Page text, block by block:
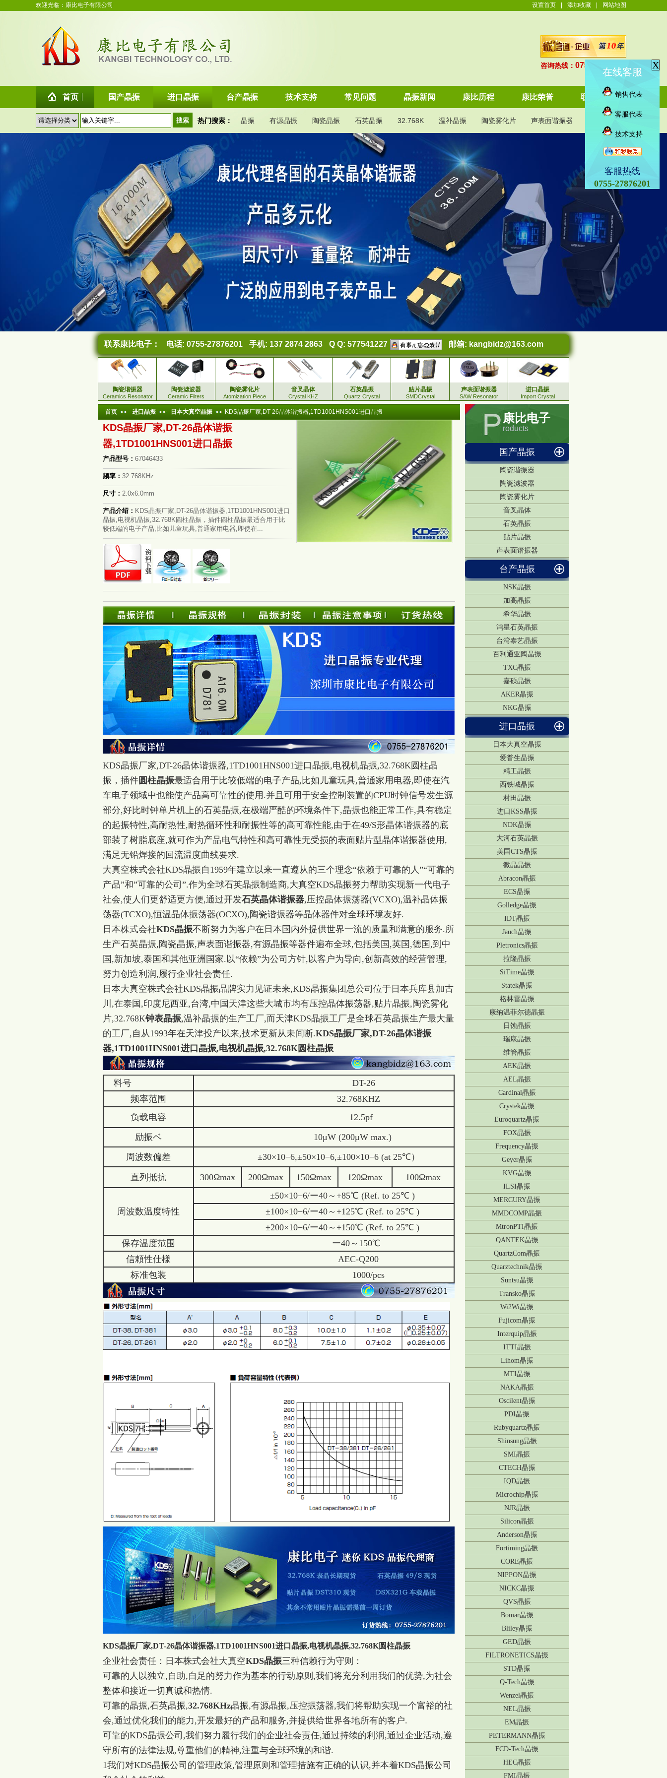
欢迎光临：康比电子有限公司 设置首页 添加收藏 网站地图
咨询热线： 0755-27876201
首页 国产晶振 进口晶振 台产晶振 技术支持 常见问题 晶振新闻 康比历程 康比荣誉 联系康比
热门搜索： 晶振 有源晶振 陶瓷晶振 石英晶振 32.768K 温补晶振 陶瓷雾化片 声表面谐振器
联系康比电子： 电话: 0755-27876201 手机: 137 2874 2863 Q Q: 577541227 邮箱: kangbidz@163.com
陶瓷谐振器
Ceramics Resonator
陶瓷滤波器
Ceramic Filters
陶瓷雾化片
Atomization Piece
音叉晶体
Crystal KHZ
石英晶振
Quartz Crystal
贴片晶振
SMDCrystal
声表面谐振器
SAW Resonator
进口晶振
Import Crystal
康比电子
roducts
国产晶振
陶瓷谐振器
陶瓷滤波器
陶瓷雾化片
音叉晶体
石英晶振
贴片晶振
声表面谐振器
台产晶振
NSK晶振
加高晶振
希华晶振
鸿星石英晶振
台湾泰艺晶振
百利通亚陶晶振
TXC晶振
嘉硕晶振
AKER晶振
NKG晶振
进口晶振
日本大真空晶振
爱普生晶振
精工晶振
西铁城晶振
村田晶振
进口KSS晶振
NDK晶振
大河石英晶振
美国CTS晶振
微晶晶振
Abracon晶振
ECS晶振
Golledge晶振
IDT晶振
Jauch晶振
Pletronics晶振
拉隆晶振
SiTime晶振
Statek晶振
格林雷晶振
康纳温菲尔德晶振
日蚀晶振
瑞康晶振
维管晶振
AEK晶振
AEL晶振
Cardinal晶振
Crystek晶振
Euroquartz晶振
FOX晶振
Frequency晶振
Geyer晶振
KVG晶振
ILSI晶振
MERCURY晶振
MMDCOMP晶振
MtronPTI晶振
QANTEK晶振
QuartzCom晶振
Quarztechnik晶振
Suntsu晶振
Transko晶振
Wi2Wi晶振
Fujicom晶振
Interquip晶振
ITTI晶振
Lihom晶振
MTI晶振
NAKA晶振
Oscilent晶振
PDI晶振
Rubyquartz晶振
Shinsung晶振
SMI晶振
CTECH晶振
IQD晶振
Microchip晶振
NJR晶振
Silicon晶振
Anderson晶振
Fortiming晶振
CORE晶振
NIPPON晶振
NICKC晶振
QVS晶振
Bomar晶振
Bliley晶振
GED晶振
FILTRONETICS晶振
STD晶振
Q-Tech晶振
Wenzel晶振
NEL晶振
EM晶振
PETERMANN晶振
FCD-Tech晶振
HEC晶振
FMI晶振
首页 进口晶振 日本大真空晶振 KDS晶振厂家,DT-26晶体谐振器,1TD1001HNS001进口晶振
KDS晶振厂家,DT-26晶体谐振
器,1TD1001HNS001进口晶振
产品型号： 67046433
频率： 32.768KHz
尺寸： 2.0x6.0mm
产品介绍： KDS晶振厂家,DT-26晶体谐振器,1TD1001HNS001进口
晶振,电视机晶振,32.768K圆柱晶振，插件圆柱晶振最适合用于比
较低端的电子产品,比如儿童玩具,普通家用电器,即使在...
KDS晶振厂家,DT-26晶体谐振器,1TD1001HNS001进口晶振,电视机晶振,32.768K圆柱晶
振 ，插件圆柱晶振最适合用于比较低端的电子产品,比如儿童玩具,普通家用电器,即使在汽
车电子领域中也能使产品高可靠性的使用.并且可用于安全控制装置的CPU时钟信号发生源
部分,好比时钟单片机上的石英晶振,在极端严酷的环境条件下,晶振也能正常工作,具有稳定
的起振特性,高耐热性,耐热循环性和耐振性等的高可靠性能,由于在49/S形晶体谐振器的底
部装了树脂底座,就可作为产品电气特性和高可靠性无受损的表面贴片型晶体谐振器使用,
满足无铅焊接的回流温度曲线要求.
大真空株式会社KDS晶振自1959年建立以来一直遵从的三个理念“依赖于可靠的人”“可靠的
产品”和”可靠的公司”.作为全球石英晶振制造商,大真空KDS晶振努力帮助实现新一代电子
社会,使人们更舒适更方便,通过开发石英晶体谐振器,压控晶体振荡器(VCXO),温补晶体振
荡器(TCXO),恒温晶体振荡器(OCXO),陶瓷谐振器等晶体器件对全球环境友好.
日本株式会社KDS晶振不断努力为客户在日本国内外提供世界一流的质量和满意的服务.所
生产石英晶振,陶瓷晶振,声表面谐振器,有源晶振等器件遍布全球,包括美国,英国,德国,到中
国,新加坡,泰国和其他亚洲国家.以“依赖”为公司方针,以客户为导向,创新高效的经营管理,
努力创造利润,履行企业社会责任.
日本大真空株式会社KDS晶振品牌实力见证未来,KDS晶振集团总公司位于日本兵库县加古
川,在泰国,印度尼西亚,台湾,中国天津这些大城市均有压控晶体振荡器,贴片晶振,陶瓷雾化
片,32.768K钟表晶振,温补晶振的生产工厂,而天津KDS晶振工厂是全球石英晶振生产最大量
的工厂,自从1993年在天津投产以来,技术更新从未间断.KDS晶振厂家,DT-26晶体谐振
器,1TD1001HNS001进口晶振,电视机晶振,32.768K圆柱晶振
料号
DT-26
频率范围
32.768KHZ
负载电容
12.5pf
励振ベ
10μW (200μW max.)
周波数偏差
±30×10−6,±50×10−6,±100×10−6 (at 25℃）
直列抵抗 300Ωmax 200Ωmax 150Ωmax 120Ωmax 100Ωmax
周波数温度特性
±50×10−6/ー40～+85℃ (Ref. to 25℃ )
±100×10−6/ー40～+125℃ (Ref. to 25℃ )
±200×10−6/ー40～+150℃ (Ref. to 25℃ )
保存温度范围
ー40～150℃
信頼性仕様
AEC-Q200
标准包装
1000/pcs
KDS晶振厂家,DT-26晶体谐振器,1TD1001HNS001进口晶振,电视机晶振,32.768K圆柱晶振
企业社会责任：日本株式会社大真空KDS晶振三种信赖行为守则：
可靠的人以独立,自助,自足的努力作为基本的行动原则,我们将充分利用我们的优势,为社会
整体和接近一切真诚和热情.
可靠的晶振,石英晶振,32.768KHz晶振,有源晶振,压控振荡器,我们将帮助实现一个富裕的社
会,通过优化我们的能力,开发最好的产品和服务,并提供给世界各地所有的客户.
可靠的KDS晶振公司,我们努力履行我们的企业社会责任,通过持续的利润,通过企业活动,遵
守所有的法律法规,尊重他们的精神,注重与全球环境的和谐.
1我们对KDS晶振公司的管理政策,管理原则和管理措施有正确的认识,并本着KDS晶振公司
在线客服
X
销售代表
客服代表
技术支持
客服热线
0755-27876201